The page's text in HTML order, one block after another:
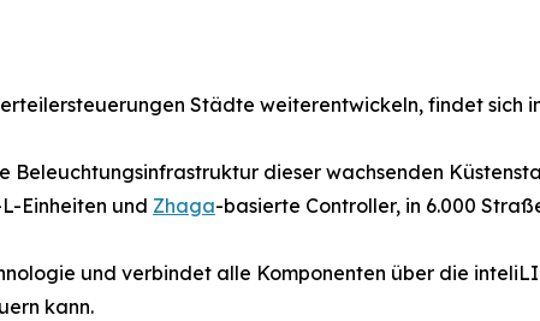
Städte weiterentwickeln, findet sich
Beleuchtungsinfrastruktur dieser wachsenden
L-Einheiten und Zhaga-basierte Controller, in 6.000
und verbindet alle Komponenten über die
kann.